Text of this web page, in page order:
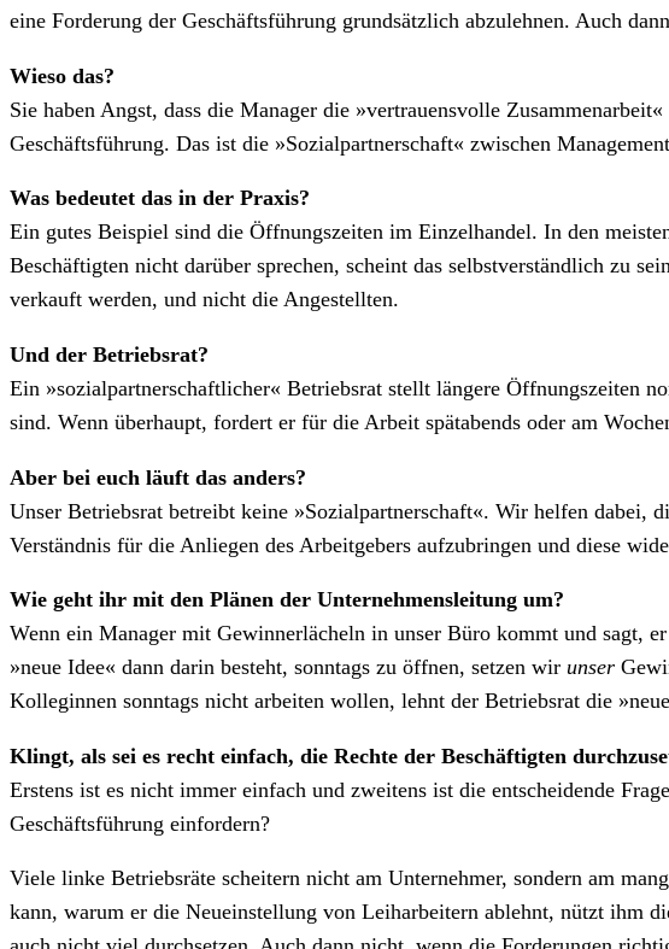
eine Forderung der Geschäftsführung grundsätzlich abzulehnen. Auch
Wieso das?
Sie haben Angst, dass die Manager die »vertrauensvolle
Geschäftsführung. Das ist die »Sozialpartnerschaft« zwischen
Was bedeutet das in der Praxis?
Ein gutes Beispiel sind die Öffnungszeiten im Einzelhandel. In den
Beschäftigten nicht darüber sprechen, scheint das selbstverständlich zu
verkauft werden, und nicht die Angestellten.
Und der Betriebsrat?
Ein »sozialpartnerschaftlicher« Betriebsrat stellt längere Öffnungszeiten
sind. Wenn überhaupt, fordert er für die Arbeit spätabends oder am
Aber bei euch läuft das anders?
Unser Betriebsrat betreibt keine »Sozialpartnerschaft«. Wir helfen dabei,
Verständnis für die Anliegen des Arbeitgebers aufzubringen und diese
Wie geht ihr mit den Plänen der Unternehmensleitung um?
Wenn ein Manager mit Gewinnerlächeln in unser Büro kommt und sagt,
»neue Idee« dann darin besteht, sonntags zu öffnen, setzen wir unser
Kolleginnen sonntags nicht arbeiten wollen, lehnt der Betriebsrat die
Klingt, als sei es recht einfach, die Rechte der Beschäftigten
Erstens ist es nicht immer einfach und zweitens ist die entscheidende
Geschäftsführung einfordern?
Viele linke Betriebsräte scheitern nicht am Unternehmer, sondern am
kann, warum er die Neueinstellung von Leiharbeitern ablehnt, nützt ihm